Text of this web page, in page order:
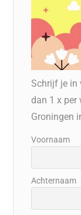
Schrijf je in
dan 1 x per
Groningen
Voornaam
Achternaam